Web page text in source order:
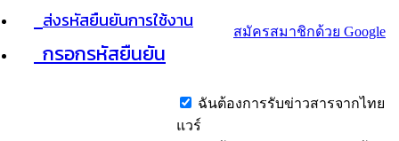
ส่งรหัสยืนยันการใช้งาน
กรอกรหัสยืนยัน
สมัครสมาชิกด้วย Google
ฉันต้องการรับข่าวสารจากไทย
แวร์